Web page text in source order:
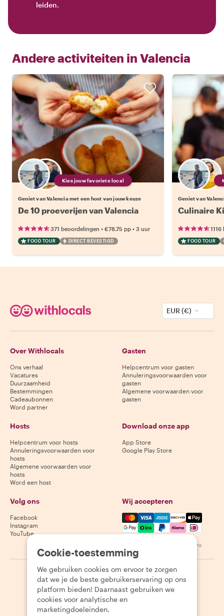
leiden.
Andere activiteiten in Valencia
Kies jouw favoriete local
Geniet van Valencia met een host van jouw keuze
De 10 proeverijen van Valencia
371 beoordelingen • €78.75 pp • 3 uur
FOOD TOUR DIRECT BEVESTIGD
Geniet van
Culinaire
FOOD TOUR
EUR (€)
Over Withlocals
Ons verhaal
Vacatures
Duurzaamheid
Bestemmingen
Cadeaubonnen
Word partner
Gasten
Helpcentrum voor gasten
Annuleringsvoorwaarden voor
gasten
Algemene voorwaarden voor
gasten
Hosts
Helpcentrum voor hosts
Annuleringsvoorwaarden voor
hosts
Algemene voorwaarden voor
hosts
Word een host
Download onze app
App Store
Google Play Store
Volg ons
Facebook
Instagram
YouTube
Wij accepteren
Mastercard, Visa, Amex,
Beschikbaarheid varieert per bestemming
2026 Withlocals.com Privacybeleid Cookies
Cookie-toestemming
We gebruiken cookies om ervoor te zorgen
dat we je de beste gebruikerservaring op ons
platform bieden! Daarnaast gebruiken we
cookies voor analytische en
marketingdoeleinden.